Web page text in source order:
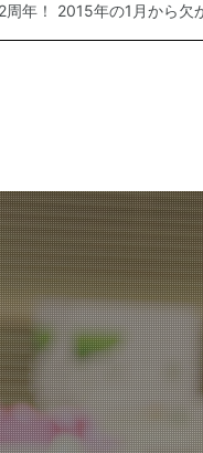
年！ 2015年の1月から